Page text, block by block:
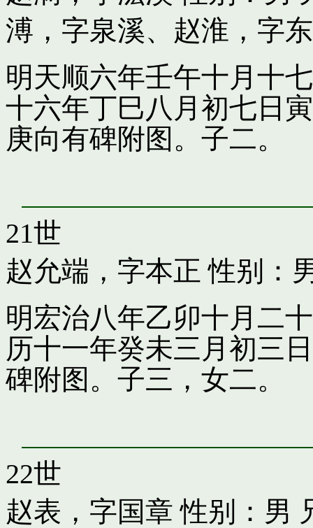
溥，字泉溪、 赵淮，字
明天顺六年壬午十月十
十六年丁巳八月初七日
庚向有碑附图。子二。
21世
赵允端，字本正 性别：
明宏治八年乙卯十月二
历十一年癸未三月初三
碑附图。子三，女二。
22世
赵表，字国章 性别：男